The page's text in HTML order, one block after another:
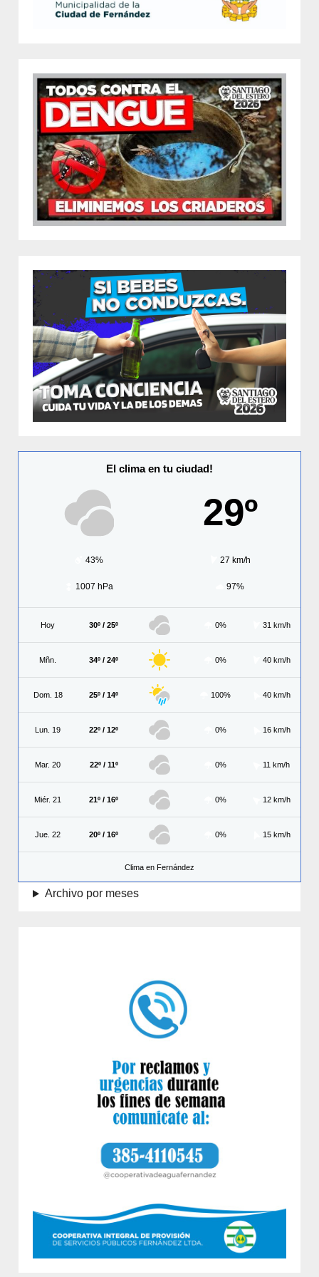
El clima en tu ciudad!
29º
43% 27 km/h
1007 hPa 97%
Hoy 30º / 25º 0% 31 km/h
Mñn. 34º / 24º 0% 40 km/h
Dom. 18 25º / 14º 100% 40 km/h
Lun. 19 22º / 12º 0% 16 km/h
Mar. 20 22º / 11º 0% 11 km/h
Miér. 21 21º / 16º 0% 12 km/h
Jue. 22 20º / 16º 0% 15 km/h
Clima en Fernández
Archivo por meses